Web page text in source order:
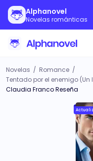
Alphanovel
Novelas románticas
Novelas / Romance /
Tentado por el enemigo (Un
Claudia Franco Reseña